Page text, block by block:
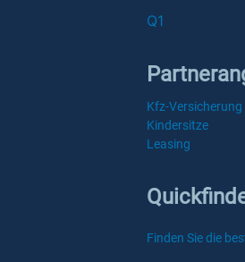
Q1
Kfz-Versicherung
Kindersitze
Leasing
Finden Sie die